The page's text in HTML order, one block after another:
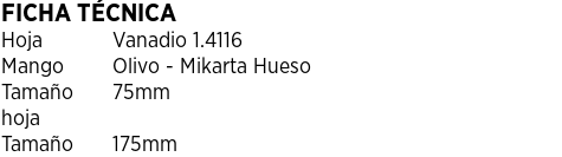
FICHA TÉCNICA
Hoja
Vanadio 1.4116
Mango
Olivo - Mikarta Hueso
Tamaño
hoja
75mm
Tamaño
175mm